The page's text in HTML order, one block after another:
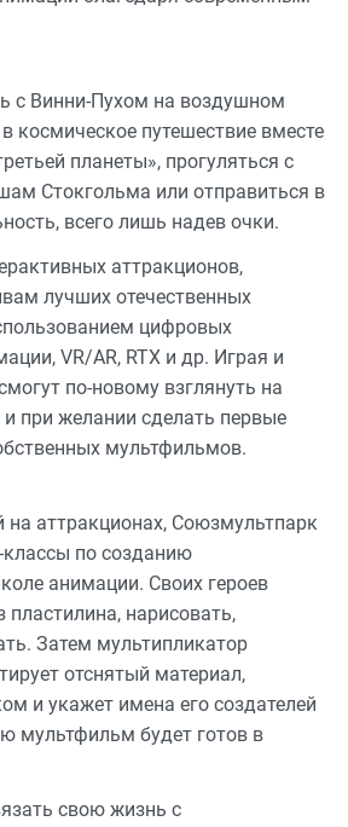
с Винни-Пухом на воздушном
космическое путешествие вместе
планеты», прогуляться с
Стокгольма или отправиться в
всего лишь надев очки.
аттракционов,
лучших отечественных
цифровых
VR/AR, RTX и др. Играя и
по-новому взглянуть на
при желании сделать первые
мультфильмов.
на аттракционах, Союзмультпарк
классы по созданию
анимации. Своих героев
нарисовать,
Затем мультипликатор
отснятый материал,
и укажет имена его создателей
мультфильм будет готов в
свою жизнь с